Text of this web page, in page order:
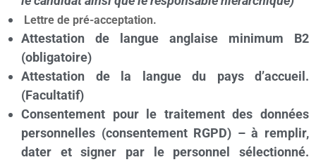
Lettre de pré-acceptation.
Attestation de langue anglaise minimum B2
(obligatoire)
Attestation de la langue du pays d’accueil.
(Facultatif)
Consentement pour le traitement des données
personnelles (consentement RGPD) – à remplir,
dater et signer par le personnel sélectionné.